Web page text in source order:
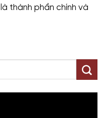
thành phần chính và